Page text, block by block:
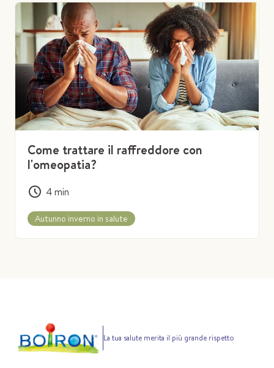
Come trattare il raffreddore con
l'omeopatia?
4min
Autunno inverno in salute
La tua salute merita il più grande rispetto